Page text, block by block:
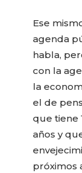
Ese
agenda
habla,
con la
la
el de
que tiene
años y
próximos